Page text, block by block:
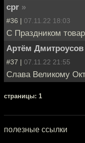
cpr »
#36 | 07.11.22 18:03
С Праздником
Артём Дмитроусов
#37 | 07.11.22 21:55
Слава Великому
cтраницы: 1
полезные ссылки